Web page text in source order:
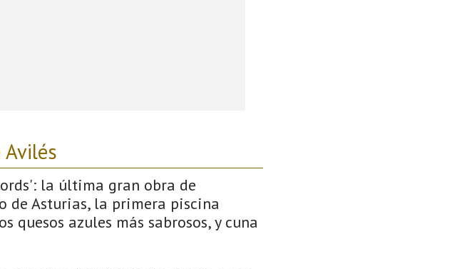
Avilés
la última gran obra de
de Asturias, la primera piscina
quesos azules más sabrosos, y cuna